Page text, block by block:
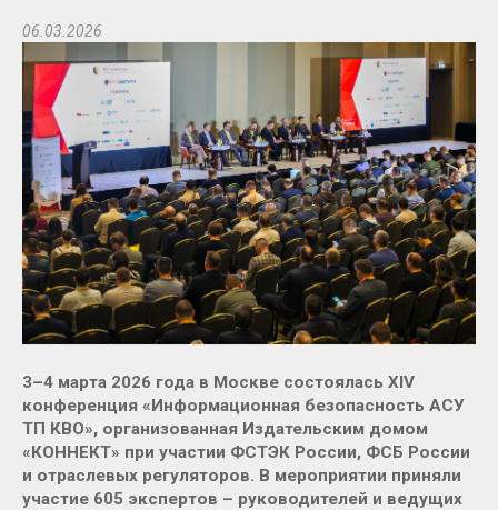
06.03.2026
3–4 марта 2026 года в Москве состоялась XIV
конференция «Информационная безопасность АСУ
ТП КВО», организованная Издательским домом
«КОННЕКТ» при участии ФСТЭК России, ФСБ России
и отраслевых регуляторов. В мероприятии приняли
участие 605 экспертов – руководителей и ведущих